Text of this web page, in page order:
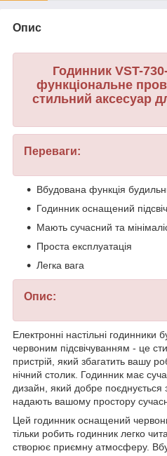
Опис
Годинник VST-
функціональне
стильний аксесуар
Переваги:
Вбудована функція
Годинник оснащений
Мають сучасний та
Проста експлуатація
Легка вага
Опис:
Електронні настільні годинники
червоним підсвічуванням - це
пристрій, який збагатить вашу
нічний столик. Годинник має
дизайн, який добре поєднується
надають вашому простору
Цей годинник оснащений
тільки робить годинник легко
створює приємну атмосферу.